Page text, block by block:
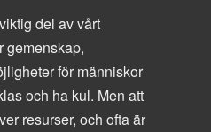
del av vårt
gemenskap,
för människor
och ha kul. Men att
resurser, och ofta är